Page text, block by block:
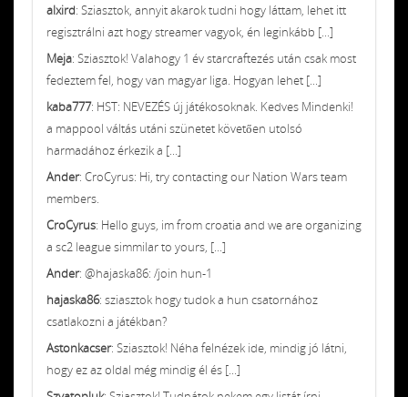
alxird: Sziasztok, annyit akarok tudni hogy láttam, lehet itt
regisztrálni azt hogy streamer vagyok, én leginkább [...]
Meja: Sziasztok! Valahogy 1 év starcraftezés után csak most
fedeztem fel, hogy van magyar liga. Hogyan lehet [...]
kaba777: HST: NEVEZÉS új játékosoknak. Kedves Mindenki!
a mappool váltás utáni szünetet követően utolsó
harmadához érkezik a [...]
Ander: CroCyrus: Hi, try contacting our Nation Wars team
members.
CroCyrus: Hello guys, im from croatia and we are organizing
a sc2 league simmilar to yours, [...]
Ander: @hajaska86: /join hun-1
hajaska86: sziasztok hogy tudok a hun csatornához
csatlakozni a játékban?
Astonkacser: Sziasztok! Néha felnézek ide, mindig jó látni,
hogy ez az oldal még mindig él és [...]